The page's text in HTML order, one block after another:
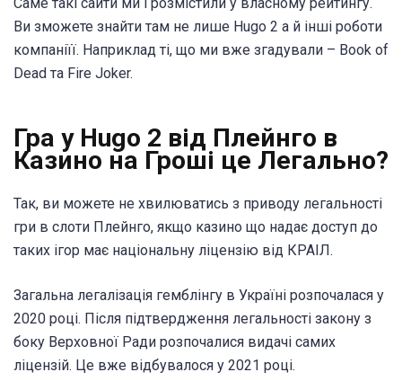
Ви зможете знайти там не лише Hugo 2 а й інші роботи
компаніїї. Наприклад ті, що ми вже згадували – Book of
Dead та Fire Joker.
Гра у Hugo 2 від Плейнго в
Казино на Гроші це Легально?
Так, ви можете не хвилюватись з приводу легальності
гри в слоти Плейнго, якщо казино що надає доступ до
таких ігор має національну ліцензію від КРАІЛ.
Загальна легалізація гемблінгу в Україні розпочалася у
2020 році. Після підтвердження легальності закону з
боку Верховної Ради розпочалися видачі самих
ліцензій. Це вже відбувалося у 2021 році.